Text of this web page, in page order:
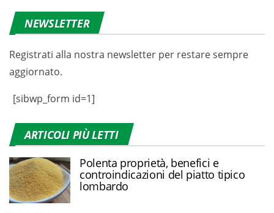
NEWSLETTER
Registrati alla nostra newsletter per restare sempre
aggiornato.
[sibwp_form id=1]
ARTICOLI PIÙ LETTI
Polenta proprietà, benefici e
controindicazioni del piatto tipico
lombardo